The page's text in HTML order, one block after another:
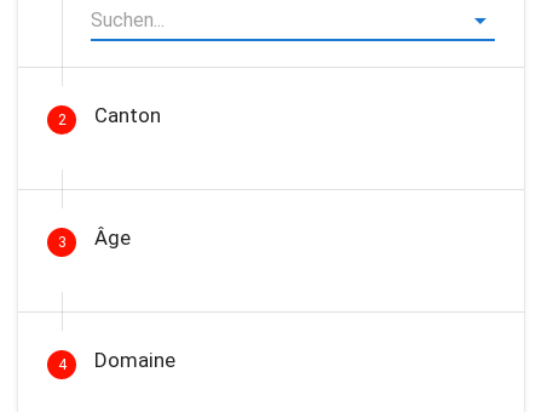
2 Canton
3 Âge
4 Domaine